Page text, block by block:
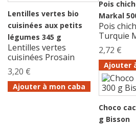
Lentilles vertes bio
cuisinées aux petits
légumes 345 g
Lentilles vertes
cuisinées Prosain
3,20 €
Ajouter à mon caba
Pois
Markal
Pois
Turquie
2,72 €
Ajouter
Choco
g Bisson